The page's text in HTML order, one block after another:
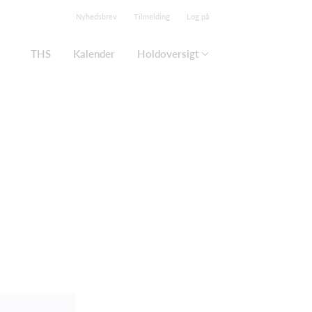
Nyhedsbrev Tilmelding Log på
THS Kalender Holdoversigt